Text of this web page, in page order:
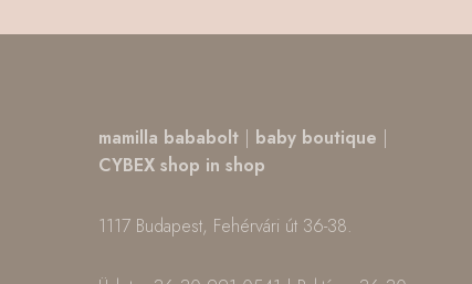
mamilla bababolt | baby boutique |
CYBEX shop in shop
1117 Budapest, Fehérvári út 36-38.